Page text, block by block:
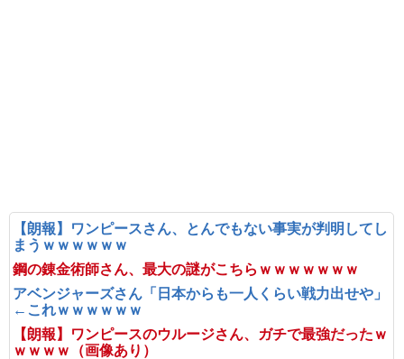
【朗報】ワンピースさん、とんでもない事実が判明してし
まうｗｗｗｗｗｗ
鋼の錬金術師さん、最大の謎がこちらｗｗｗｗｗｗｗ
アベンジャーズさん「日本からも一人くらい戦力出せや」
←これｗｗｗｗｗｗ
【朗報】ワンピースのウルージさん、ガチで最強だったｗ
ｗｗｗｗ（画像あり）